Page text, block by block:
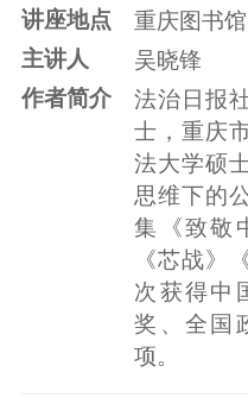
讲座地点
重庆图书
主讲人
吴晓锋
作者简介
法治日报
士，重庆
法大学硕
思维下的
集《致敬
《芯战》
次获得中
奖、全国
项。